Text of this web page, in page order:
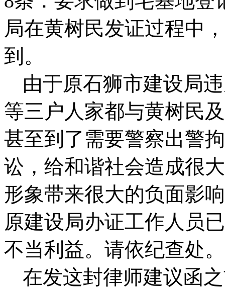
局在黄树民发证过程中
到。
由于原石狮市建设局
等三户人家都与黄树民
甚至到了需要警察出警
讼，给和谐社会造成很
形象带来很大的负面影
原建设局办证工作人员
不当利益。请依纪查处。
在发这封律师建议函